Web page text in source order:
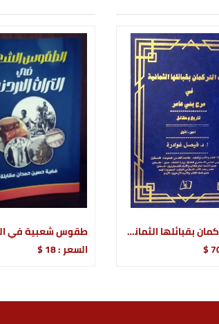
عرب التركمان بقبائلها الثمانية في مرج بني عامر
السعر : 18 $